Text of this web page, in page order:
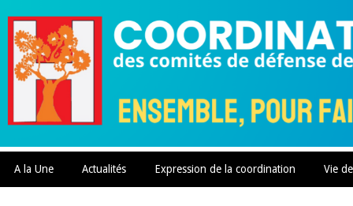
content
A la Une Actualités Expression de la coordination Vie